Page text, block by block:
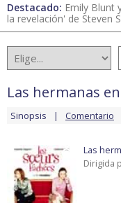
Destacado: Emily Blunt
la revelación' de Steven
Las hermanas
Sinopsis Comentario
Las
Dirigida